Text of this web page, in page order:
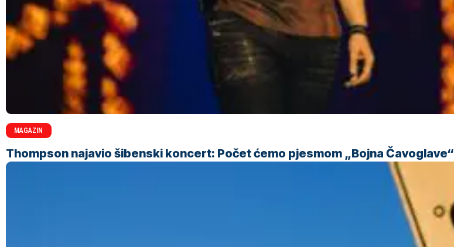
MAGAZIN
Thompson najavio šibenski koncert: Počet ćemo pjesmom „Bojna Čavoglave“